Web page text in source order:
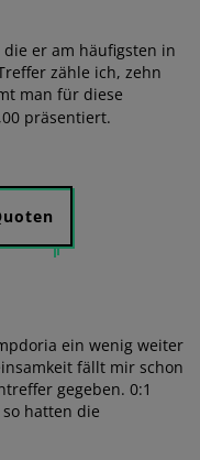
er am häufigsten in
zähle ich, zehn
man für diese
präsentiert.
ein wenig weiter
fällt mir schon
gegeben. 0:1
hatten die